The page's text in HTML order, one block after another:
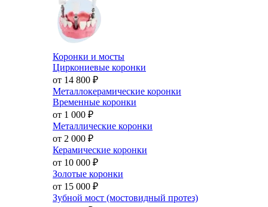
Коронки и мосты
Циркониевые коронки
от 14 800 ₽
Металлокерамические коронки
Временные коронки
от 1 000 ₽
Металлические коронки
от 2 000 ₽
Керамические коронки
от 10 000 ₽
Золотые коронки
от 15 000 ₽
Зубной мост (мостовидный протез)